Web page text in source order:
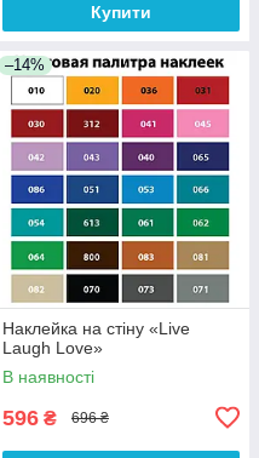
Купити
–14%
Наклейка на стіну «Live
Laugh Love»
В наявності
596 ₴ 696 ₴